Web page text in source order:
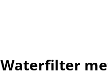
Waterfilter